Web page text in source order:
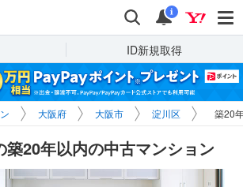
検索 通知
i
ID新規取得
大阪府 大阪市 淀川区 築20
築20年以内の中古マンション